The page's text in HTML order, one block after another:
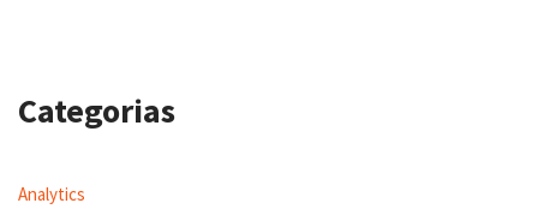
Categorias
Analytics